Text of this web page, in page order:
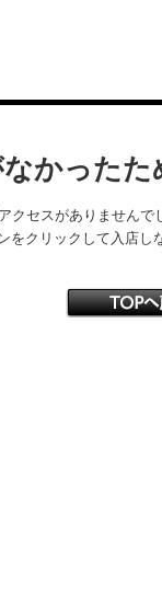
かった
クセスがありませんで
をクリックして入店し